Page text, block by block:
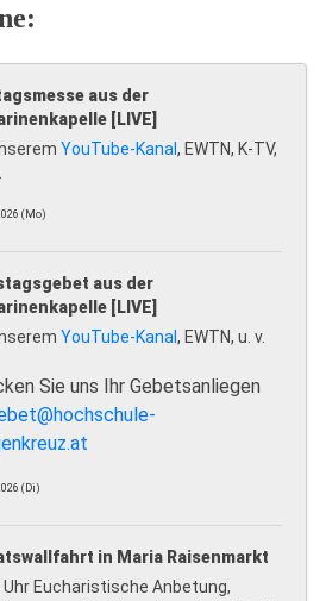
aus der
[LIVE]
YouTube-Kanal , EWTN, K-TV,
(Mo)
aus der
[LIVE]
YouTube-Kanal , EWTN, u. v.
Sie uns Ihr Gebetsanliegen
(Di)
in Maria Raisenmarkt
Uhr Eucharistische Anbetung,